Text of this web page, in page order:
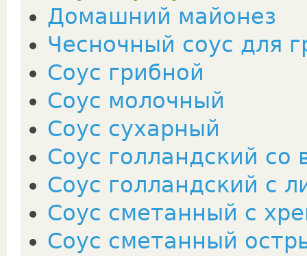
Домашний майонез
Чесночный соус для
Соус грибной
Соус молочный
Соус сухарный
Соус голландский со
Соус голландский с
Соус сметанный с
Соус сметанный